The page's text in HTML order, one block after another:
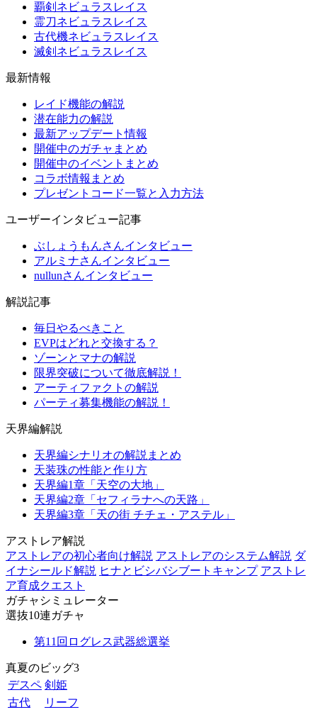
覇剣ネビュラスレイス
霊刀ネビュラスレイス
古代機ネビュラスレイス
滅剣ネビュラスレイス
最新情報
レイド機能の解説
潜在能力の解説
最新アップデート情報
開催中のガチャまとめ
開催中のイベントまとめ
コラボ情報まとめ
プレゼントコード一覧と入力方法
ユーザーインタビュー記事
ぶしょうもんさんインタビュー
アルミナさんインタビュー
nullunさんインタビュー
解説記事
毎日やるべきこと
EVPはどれと交換する？
ゾーンとマナの解説
限界突破について徹底解説！
アーティファクトの解説
パーティ募集機能の解説！
天界編解説
天界編シナリオの解説まとめ
天装珠の性能と作り方
天界編1章「天空の大地」
天界編2章「セフィラナへの天路」
天界編3章「天の街 チチェ・アステル」
アストレア解説
アストレアの初心者向け解説 アストレアのシステム解説 ダ
イナシールド解説 ヒナとビシバシブートキャンプ アストレ
ア育成クエスト
ガチャシミュレーター
選抜10連ガチャ
第11回ログレス武器総選挙
真夏のビッグ3
デスペ 剣姫
古代
リーフ